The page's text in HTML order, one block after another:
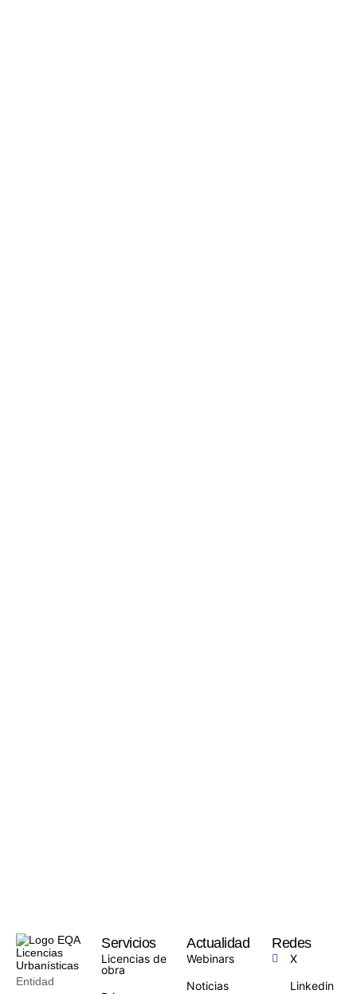
Entidad
Servicios
Licencias de
obra
Actualidad
Webinars
Noticias
Redes
X
Linkedin